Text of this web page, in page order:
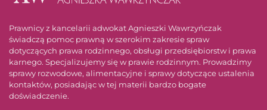
Prawnicy z kancelarii adwokat Agnieszki Wawrzyńczak
świadczą pomoc prawną w szerokim zakresie spraw
dotyczących prawa rodzinnego, obsługi przedsiębiorstw i prawa
karnego. Specjalizujemy się w prawie rodzinnym. Prowadzimy
sprawy rozwodowe, alimentacyjne i sprawy dotyczące ustalenia
kontaktów, posiadając w tej materii bardzo bogate
doświadczenie.